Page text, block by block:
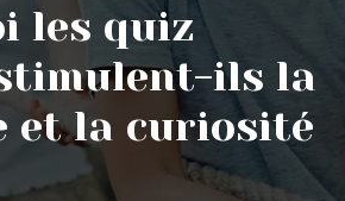
les quiz
ils la
et la curiosité